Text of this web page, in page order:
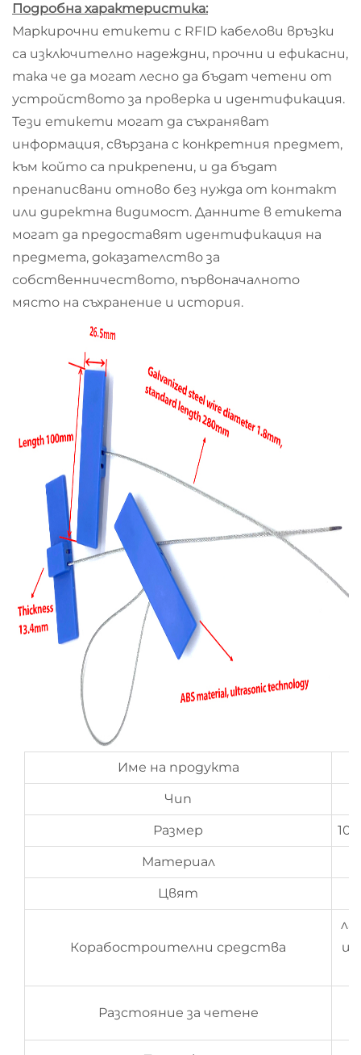
Подробна характеристика:
Маркирочни етикети с RFID кабелови връзки
са изключително надеждни, прочни и ефикасни,
така че да могат лесно да бъдат четени от
устройството за проверка и идентификация.
Тези етикети могат да съхраняват
информация, свързана с конкретния предмет,
към който са прикрепени, и да бъдат
пренаписвани отново без нужда от контакт
или директна видимост. Данните в етикета
могат да предоставят идентификация на
предмета, доказателство за
собственничеството, първоначалното
място на съхранение и история.
Име на продукта
Чип
Размер
Материал
Цвят
Корабостроителни средства
Разстояние за четене